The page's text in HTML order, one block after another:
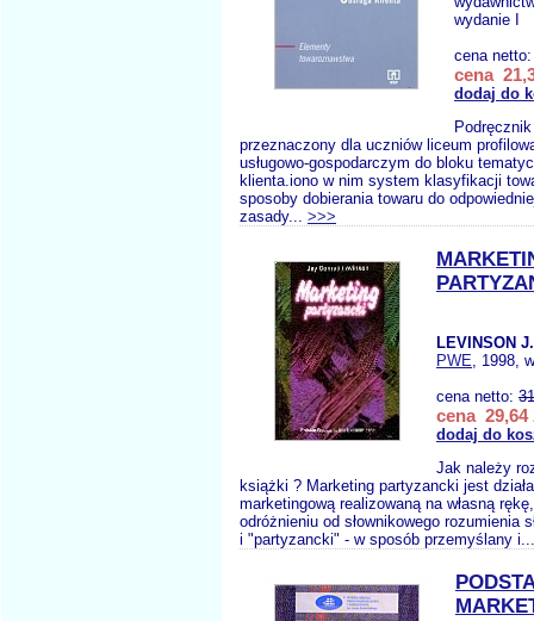
wydanie I
cena
cena
dodaj do
przeznaczony dla uczniów liceum
usługowo-gospodarczym do bloku
klienta.iono w nim system klasyfikacji
sposoby dobierania towaru do
zasady... >>>
LEVINSON
PWE, 1998,
cena netto:
cena 29,64
dodaj do
Jak należy
książki ? Marketing partyzancki jest
marketingową realizowaną na własną
odróżnieniu od słownikowego rozumienia
i "partyzancki" - w sposób przemyślany